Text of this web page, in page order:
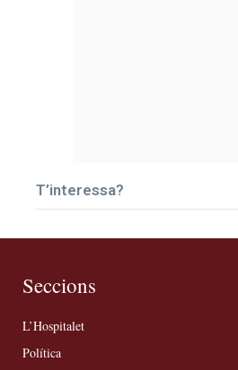
T’interessa?
Seccions
L’Hospitalet
Política